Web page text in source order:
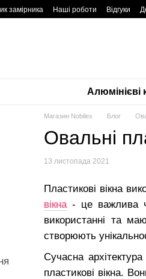
замірника Наші роботи Відгуки
Алюмінієві
Магазин Nobilex Блог
Овальні
13 листопада 2021
Пластикові вікна
вікна- це важлива
використанні та
створюють
Сучасна
пластикові вікна.